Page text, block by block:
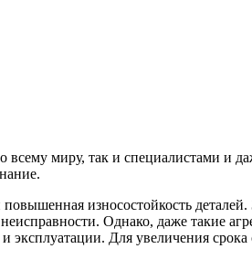
миру, так и специалистами и
износостойкость деталей.
Однако, даже такие
эксплуатации. Для увеличения